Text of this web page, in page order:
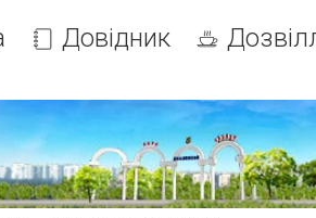
Довідник